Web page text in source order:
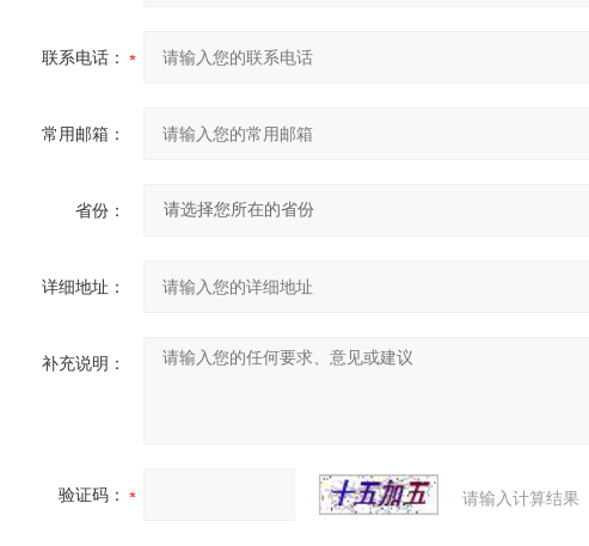
联系电话：
常用邮箱：
省份：
详细地址：
补充说明：
验证码： 请输入计算结果